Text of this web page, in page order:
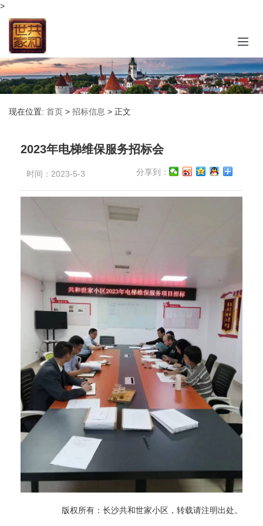
>
现在位置: 首页 > 招标信息 > 正文
2023年电梯维保服务招标会
时间：2023-5-3 分享到：
版权所有：长沙共和世家小区，转载请注明出处。